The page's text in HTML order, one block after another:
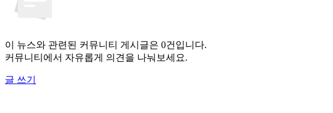
이 뉴스와 관련된 커뮤니티 게시글은 0건입니다.
커뮤니티에서 자유롭게 의견을 나눠보세요.
글 쓰기